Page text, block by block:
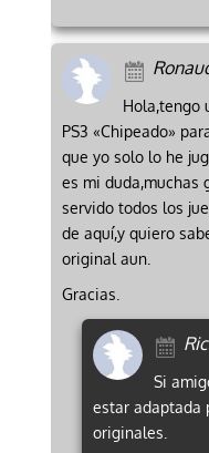
Hola,tengo
PS3 «Chipeado»
que yo solo lo he
es mi duda,muchas
servido todos los
de aquí,y quiero
original aun.
Gracias.
Si
estar adaptada
originales.